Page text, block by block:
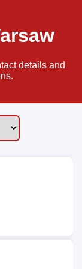
details and